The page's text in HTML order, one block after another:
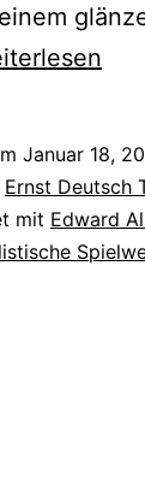
Januar 18,
Ernst Deutsch
mit Edward